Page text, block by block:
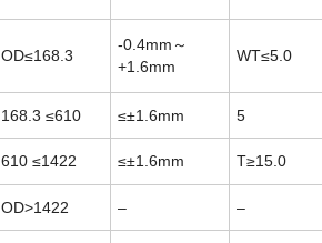
OD≤168.3
-0.4mm～
+1.6mm
WT≤5.0
168.3 ≤610 ≤±1.6mm 5
610 ≤1422 ≤±1.6mm T≥15.0
OD>1422 – –